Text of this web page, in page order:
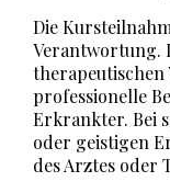
Die
Verantwortung.
therapeutischen
professionelle
Erkrankter. Bei
oder geistigen
des Arztes oder